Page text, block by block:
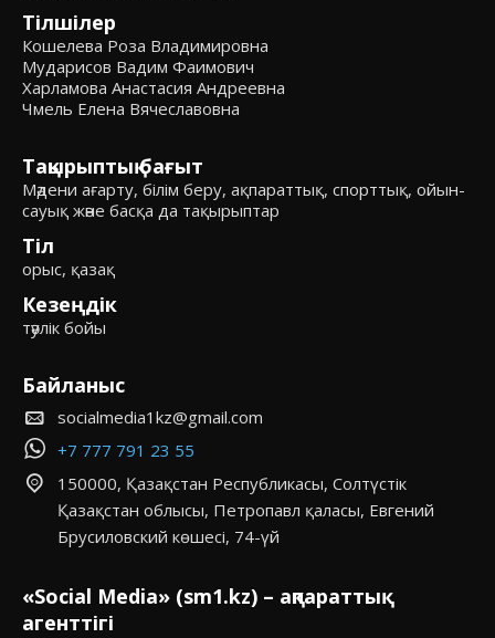
Тілшілер
Кошелева Роза Владимировна
Мударисов Вадим Фаимович
Харламова Анастасия Андреевна
Чмель Елена Вячеславовна
Тақырыптық бағыт
Мәдени ағарту, білім беру, ақпараттық, спорттық, ойын-
сауық және басқа да тақырыптар
Тіл
орыс, қазақ
Кезеңдік
тәулік бойы
Байланыс
socialmedia1kz@gmail.com
+7 777 791 23 55
150000, Қазақстан Республикасы, Солтүстік
Қазақстан облысы, Петропавл қаласы, Евгений
Брусиловский көшесі, 74-үй
«Social Media» (sm1.kz) – ақпараттық
агенттігі